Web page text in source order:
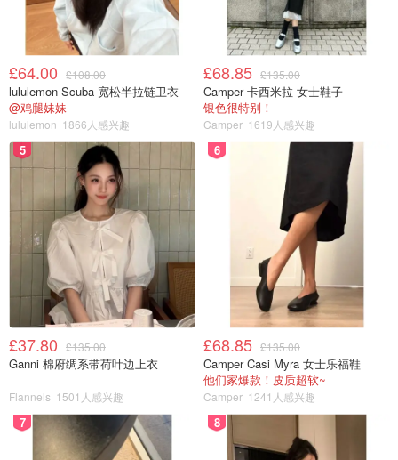
£64.00 £108.00
lululemon Scuba 宽松半拉链卫衣
@鸡腿妹妹
lululemon 1866人感兴趣
£68.85 £135.00
Camper 卡西米拉 女士鞋子
银色很特别！
Camper 1619人感兴趣
5
£37.80 £135.00
Ganni 棉府绸系带荷叶边上衣
Flannels 1501人感兴趣
6
£68.85 £135.00
Camper Casi Myra 女士乐福鞋
他们家爆款！皮质超软~
Camper 1241人感兴趣
7 8